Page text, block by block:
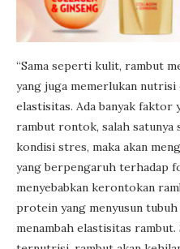
“Sama seperti kulit, rambut
yang juga memerlukan
elastisitas. Ada banyak faktor
rambut rontok, salah satunya
kondisi stres, maka akan
yang berpengaruh terhadap
menyebabkan kerontokan
protein yang menyusun tubuh
menambah elastisitas